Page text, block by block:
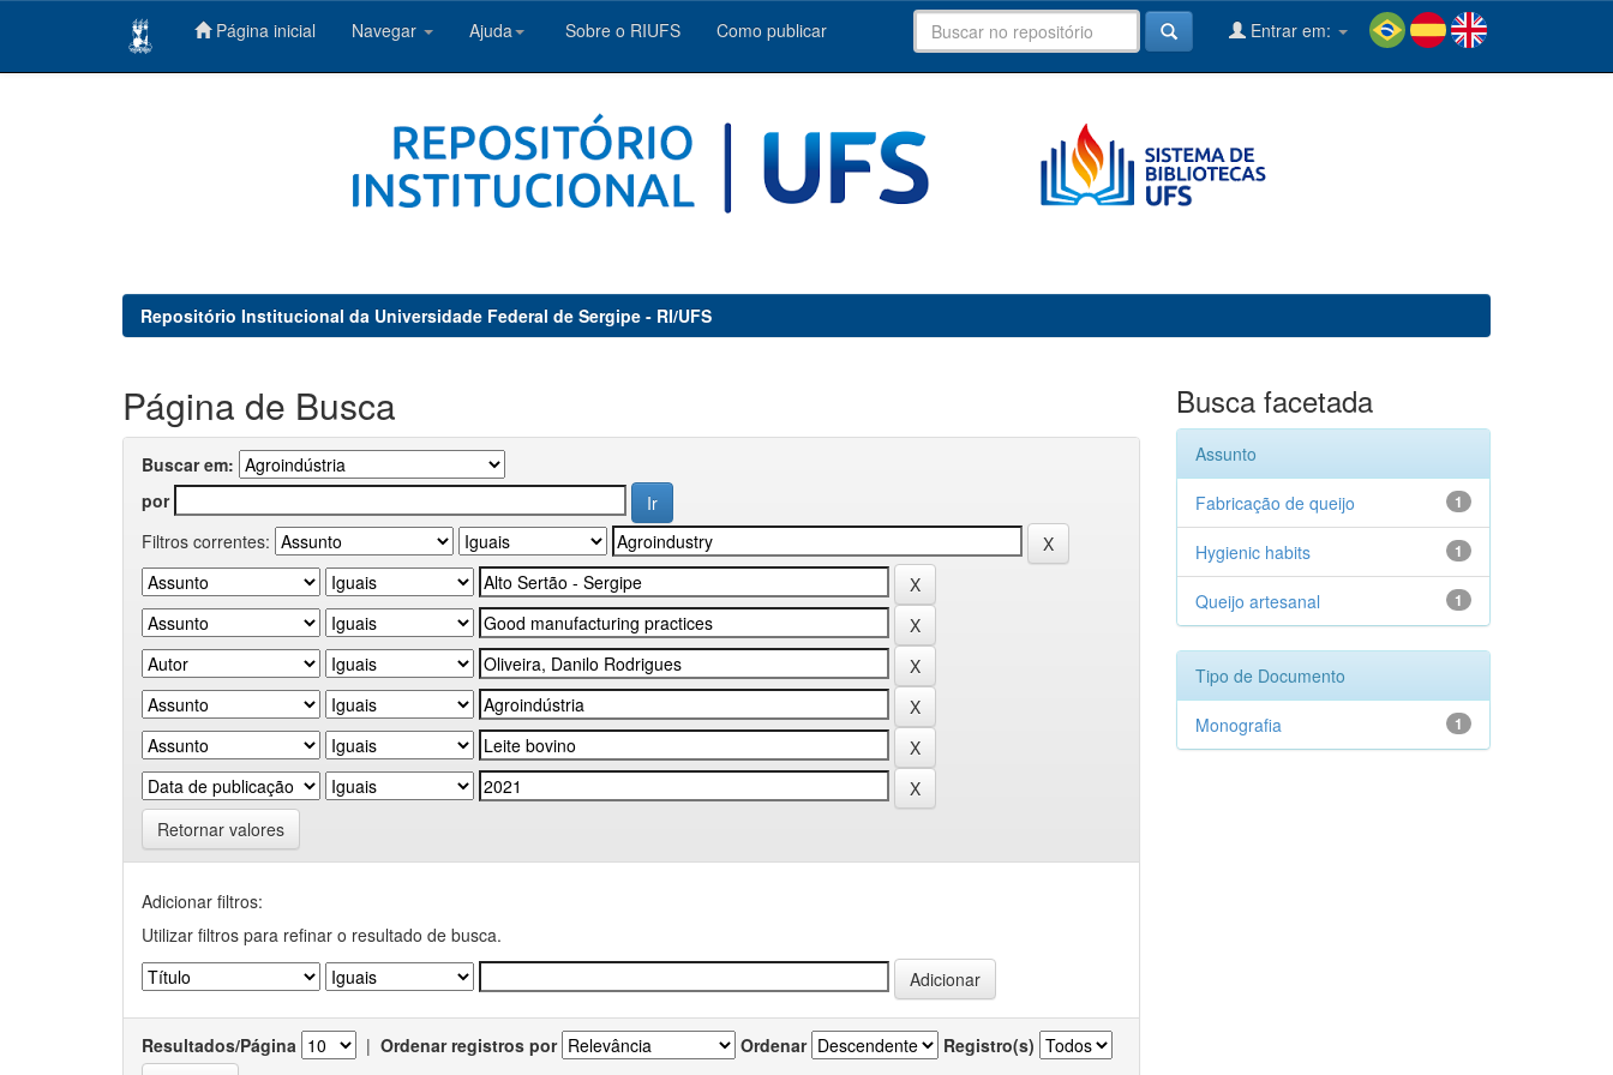
Página inicial Navegar Ajuda Sobre o RIUFS Como publicar Entrar em:
Repositório Institucional da Universidade Federal de Sergipe - RI/UFS
Página de Busca
Buscar em:
por
Filtros correntes:
Retornar valores
Adicionar filtros:
Utilizar filtros para refinar o resultado de busca.
Resultados/Página | Ordenar registros por Ordenar Registro(s)
Busca facetada
Assunto
1
Fabricação de queijo
1
Hygienic habits
1
Queijo artesanal
Tipo de Documento
1
Monografia